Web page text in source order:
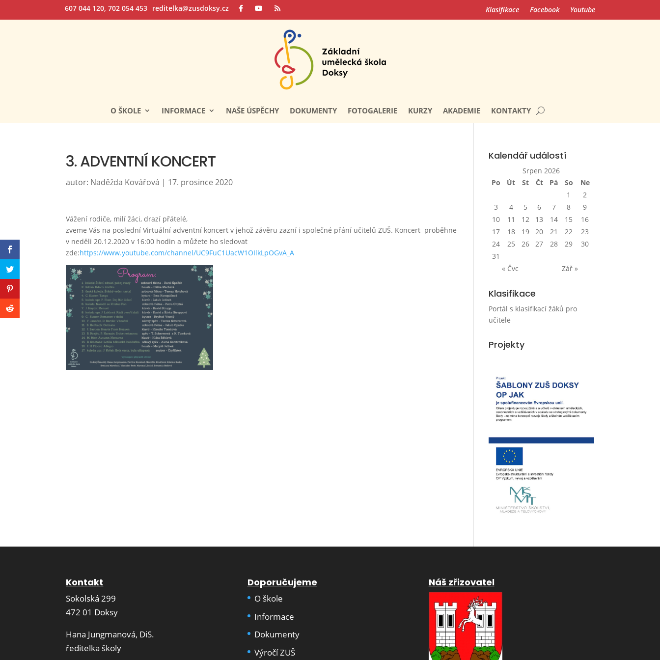
607 044 120, 702 054 453 reditelka@zusdoksy.cz Klasifikace Facebook Youtube
O ŠKOLE INFORMACE NAŠE ÚSPĚCHY DOKUMENTY FOTOGALERIE KURZY AKADEMIE KONTAKTY
3. ADVENTNÍ KONCERT
autor: Naděžda Kovářová | 17. prosince 2020
Vážení rodiče, milí žáci, drazí přátelé,
zveme Vás na poslední Virtuální adventní koncert v jehož závěru zazní i společné přání učitelů ZUŠ. Koncert proběhne
v neděli 20.12.2020 v 16:00 hodin a můžete ho sledovat
zde:https://www.youtube.com/channel/UC9FuC1UacW1OIlkLpOGvA_A
Kalendář událostí
Srpen 2026
Po
Út St Čt Pá So
Ne
1
2
3
4 5 6 7 8
9
10
11 12 13 14 15
16
17
18 19 20 21 22
23
24
25 26 27 28 29
30
31
« Čvc
Zář »
Klasifikace
Portál s klasifikací žáků pro
učitele
Projekty
Kontakt
Sokolská 299
472 01 Doksy
Hana Jungmanová, DiS.
ředitelka školy
Doporučujeme
O škole
Informace
Dokumenty
Výročí ZUŠ
Náš zřizovatel